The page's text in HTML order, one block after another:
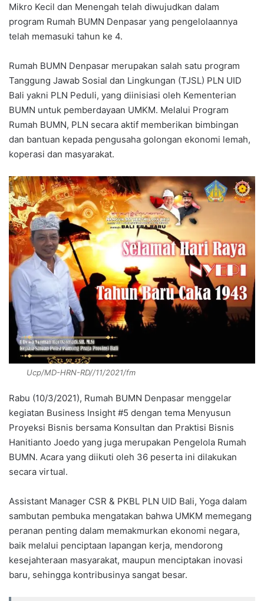
Mikro Kecil dan Menengah telah diwujudkan dalam
program Rumah BUMN Denpasar yang pengelolaannya
telah memasuki tahun ke 4.
Rumah BUMN Denpasar merupakan salah satu program
Tanggung Jawab Sosial dan Lingkungan (TJSL) PLN UID
Bali yakni PLN Peduli, yang diinisiasi oleh Kementerian
BUMN untuk pemberdayaan UMKM. Melalui Program
Rumah BUMN, PLN secara aktif memberikan bimbingan
dan bantuan kepada pengusaha golongan ekonomi lemah,
koperasi dan masyarakat.
Ucp/MD-HRN-RD//11/2021/fm
Rabu (10/3/2021), Rumah BUMN Denpasar menggelar
kegiatan Business Insight #5 dengan tema Menyusun
Proyeksi Bisnis bersama Konsultan dan Praktisi Bisnis
Hanitianto Joedo yang juga merupakan Pengelola Rumah
BUMN. Acara yang diikuti oleh 36 peserta ini dilakukan
secara virtual.
Assistant Manager CSR & PKBL PLN UID Bali, Yoga dalam
sambutan pembuka mengatakan bahwa UMKM memegang
peranan penting dalam memakmurkan ekonomi negara,
baik melalui penciptaan lapangan kerja, mendorong
kesejahteraan masyarakat, maupun menciptakan inovasi
baru, sehingga kontribusinya sangat besar.